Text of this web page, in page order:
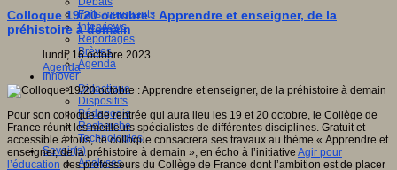
Faits marquants
Interviews
Reportages
Brèves
Agenda
Innover
Didactique
Dispositifs
Pédagogie
Recherche
Technologies
Savoir(s)
Analyses
Colloque 19/20 octobre : Apprendre et enseigner, de la
préhistoire à demain
lundi, 16 octobre 2023
Agenda
Pour son colloque de rentrée qui aura lieu les 19 et 20 octobre, le Collège de
France réunit les meilleurs spécialistes de différentes disciplines. Gratuit et
accessible à tous, ce colloque consacrera ses travaux au thème « Apprendre et
enseigner, de la préhistoire à demain », en écho à l’initiative Agir pour
l’éducation des professeurs du Collège de France dont l’ambition est de placer